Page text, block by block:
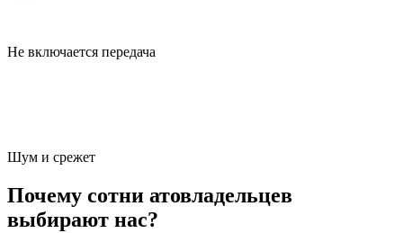
Не включается передача
Шум и срежет
Почему сотни атовладельцев
выбирают нас?